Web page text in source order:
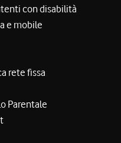
con disabilità
e mobile
rete fissa
Parentale